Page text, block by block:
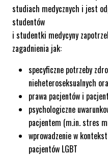
studiach medycznych i jest
studentów
i studentki medycyny
zagadnienia jak:
specyficzne potrzeby
nieheteroseksualnych
prawa pacjentów i
psychologiczne
pacjentem (m.in. stres
wprowadzenie w
pacjentów LGBT